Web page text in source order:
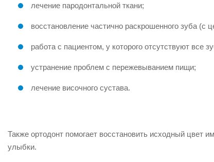
лечение пародонтальной ткани;
восстановление частично раскрошенного зуба (с
работа с пациентом, у которого отсутствуют все
устранение проблем с пережевыванием пищи;
лечение височного сустава.
Также ортодонт помогает восстановить исходный цвет
улыбки.